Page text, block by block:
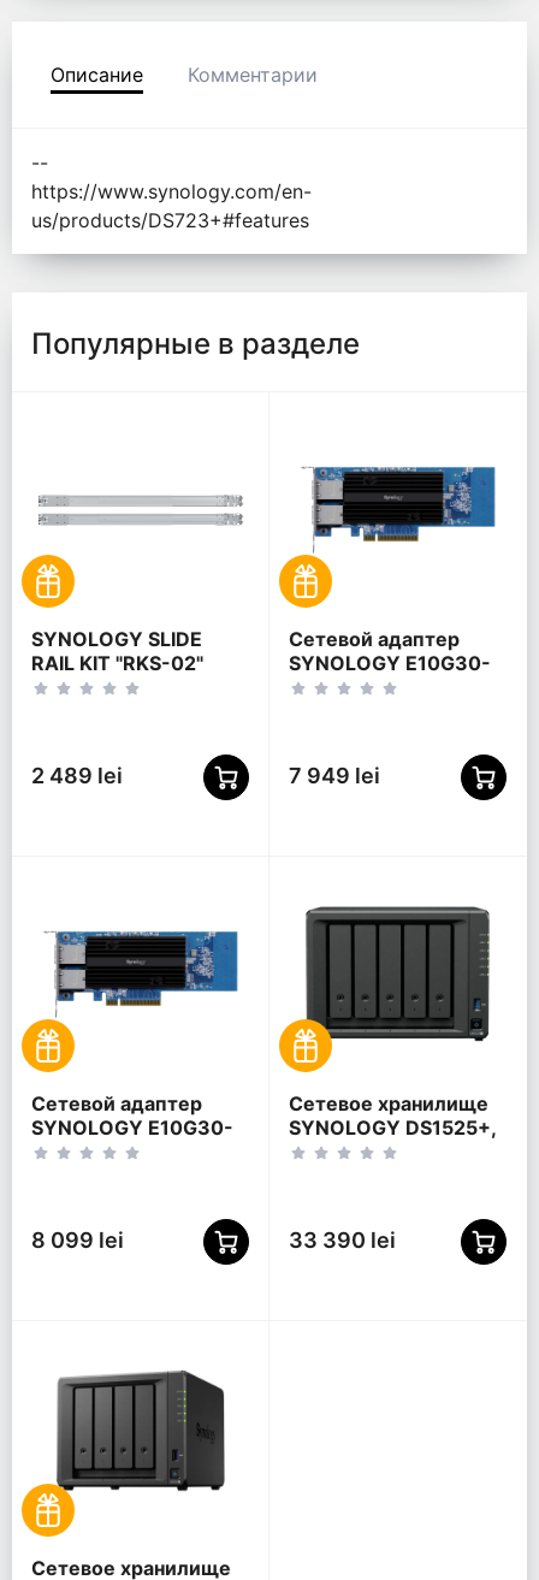
Описание Комментарии
--
https://www.synology.com/en-
us/products/DS723+#features
Популярные в разделе
SYNOLOGY SLIDE
RAIL KIT "RKS-02"
2 489 lei
Сетевой адаптер
SYNOLOGY E10G30-
F2 + дополнительная
7 949 lei
Сетевой адаптер
SYNOLOGY E10G30-
T2 высокоскоростная
8 099 lei
Сетевое хранилище
SYNOLOGY DS1525+,
Черный
33 390 lei
Сетевое хранилище